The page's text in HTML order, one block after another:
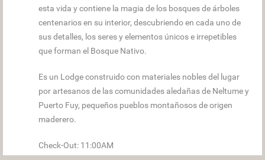
esta vida y contiene la magia de los bosques de árboles
centenarios en su interior, descubriendo en cada uno de
sus detalles, los seres y elementos únicos e irrepetibles
que forman el Bosque Nativo.
Es un Lodge construido con materiales nobles del lugar
por artesanos de las comunidades aledañas de Neltume y
Puerto Fuy, pequeños pueblos montañosos de origen
maderero.
Check-Out: 11:00AM